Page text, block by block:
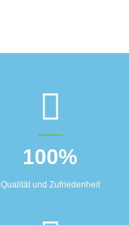
100%
Qualität und Zufriedenheit